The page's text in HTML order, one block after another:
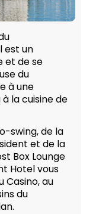
est un
et de se
du
à une
la cuisine de
swing, de la
et de la
Box Lounge
Hotel vous
au
du